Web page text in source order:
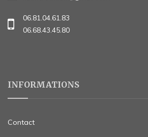
06.81.04.61.83
06.68.43.45.80
INFORMATIONS
Contact